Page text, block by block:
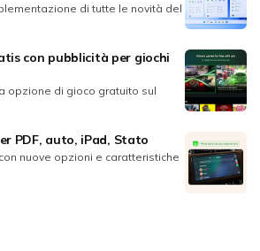
di tutte le novità del
con pubblicità per giochi
opzione di gioco gratuito sul
PDF, auto, iPad, Stato
nuove opzioni e caratteristiche